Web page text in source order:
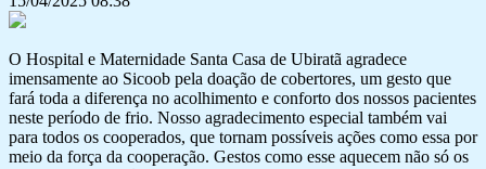
O Hospital e Maternidade Santa Casa de Ubiratã agradece
imensamente ao Sicoob pela doação de cobertores, um gesto que
fará toda a diferença no acolhimento e conforto dos nossos pacientes
neste período de frio. Nosso agradecimento especial também vai
para todos os cooperados, que tornam possíveis ações como essa por
meio da força da cooperação. Gestos como esse aquecem não só os